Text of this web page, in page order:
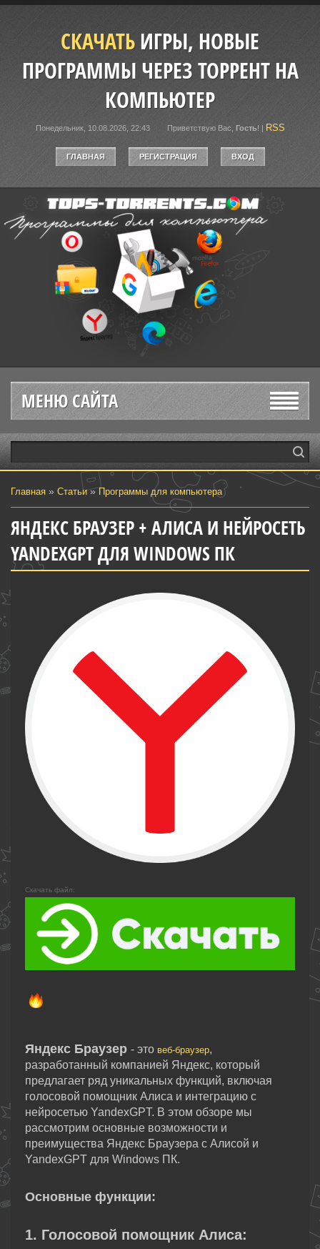
СКАЧАТЬИГРЫ, НОВЫЕ
ПРОГРАММЫ ЧЕРЕЗ ТОРРЕНТ НА
КОМПЬЮТЕР
Понедельник, 10.08.2026, 22:43 Приветствую Вас Гость! | RSS
ГЛАВНАЯ РЕГИСТРАЦИЯ ВХОД
МЕНЮ САЙТА
Главная » Статьи»Программы для компьютера
ЯНДЕКС БРАУЗЕР + АЛИСА И НЕЙРОСЕТЬ
YANDEXGPT ДЛЯ WINDOWS ПК
Скачать файл:
Яндекс Браузер - это веб-браузер,
разработанный компанией Яндекс, который
предлагает ряд уникальных функций, включая
голосовой помощник Алиса и интеграцию с
нейросетью YandexGPT. В этом обзоре мы
рассмотрим основные возможности и
преимущества Яндекс Браузера с Алисой и
YandexGPT для Windows ПК.
Основные функции:
1. Голосовой помощник Алиса: